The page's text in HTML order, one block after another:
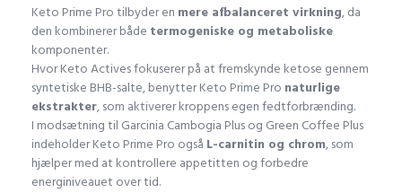
Keto Prime Pro tilbyder en mere afbalanceret virkning, da
den kombinerer både termogeniske og metaboliske
komponenter.
Hvor Keto Actives fokuserer på at fremskynde ketose gennem
syntetiske BHB-salte, benytter Keto Prime Pro naturlige
ekstrakter, som aktiverer kroppens egen fedtforbrænding.
I modsætning til Garcinia Cambogia Plus og Green Coffee Plus
indeholder Keto Prime Pro også L-carnitin og chrom, som
hjælper med at kontrollere appetitten og forbedre
energiniveauet over tid.